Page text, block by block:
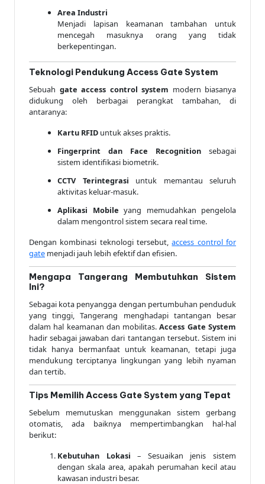
Area Industri
Menjadi lapisan keamanan tambahan untuk
mencegah masuknya orang yang tidak
berkepentingan.
Teknologi Pendukung Access Gate System
Sebuah gate access control system modern biasanya
didukung oleh berbagai perangkat tambahan, di
antaranya:
Kartu RFID untuk akses praktis.
Fingerprint dan Face Recognition sebagai
sistem identifikasi biometrik.
CCTV Terintegrasi untuk memantau seluruh
aktivitas keluar-masuk.
Aplikasi Mobile yang memudahkan pengelola
dalam mengontrol sistem secara real time.
Dengan kombinasi teknologi tersebut,access control for
gate menjadi jauh lebih efektif dan efisien.
Mengapa Tangerang Membutuhkan Sistem
Ini?
Sebagai kota penyangga dengan pertumbuhan penduduk
yang tinggi, Tangerang menghadapi tantangan besar
dalam hal keamanan dan mobilitas.Access Gate System
hadir sebagai jawaban dari tantangan tersebut. Sistem ini
tidak hanya bermanfaat untuk keamanan, tetapi juga
mendukung terciptanya lingkungan yang lebih nyaman
dan tertib.
Tips Memilih Access Gate System yang Tepat
Sebelum memutuskan menggunakan sistem gerbang
otomatis, ada baiknya mempertimbangkan hal-hal
berikut:
Kebutuhan Lokasi – Sesuaikan jenis sistem
dengan skala area, apakah perumahan kecil atau
kawasan industri besar.